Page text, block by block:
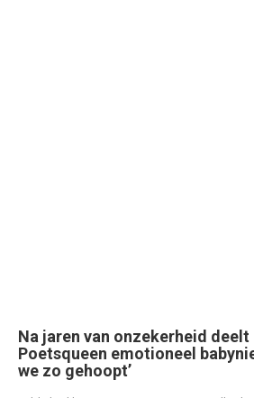
Na jaren van onzekerheid
Poetsqueen emotioneel
we zo gehoopt’